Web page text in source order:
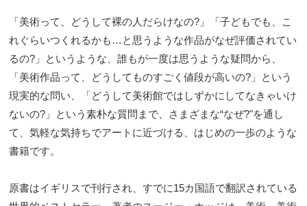
「美術って、どうして裸の人だらけなの?」「子どもでも、こ
れぐらいつくれるかも…と思うような作品がなぜ評価されてい
るの?」というような、誰もが一度は思うような疑問から、
「美術作品って、どうしてものすごく値段が高いの?」という
現実的な問い、「どうして美術館ではしずかにしてなきゃいけ
ないの?」という素朴な質問まで、さまざまな“なぜ?"を通し
て、気軽な気持ちでアートに近づける、はじめの一歩のような
書籍です。
原書はイギリスで刊行され、すでに15カ国語で翻訳されている